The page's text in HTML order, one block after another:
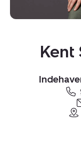
Kent